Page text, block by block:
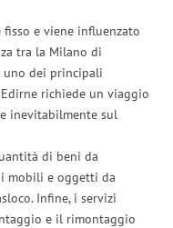
e viene influenzato
tra la Milano di
uno dei principali
richiede un viaggio
inevitabilmente sul
di beni da
mobili e oggetti da
Infine, i servizi
e il rimontaggio